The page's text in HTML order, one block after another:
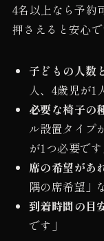
4名以上なら予約
押さえると安心で
子どもの人数
人、4歳児が1
必要な椅子の
ル設置タイプ
が1つ必要です
席の希望があ
隅の席希望」
到着時間の目
です」